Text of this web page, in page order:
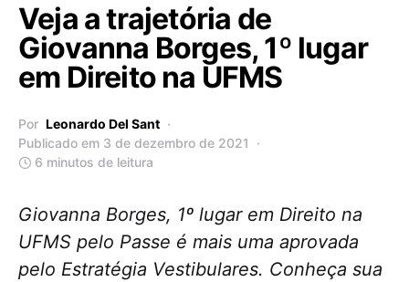
Veja a trajetória de
Giovanna Borges, 1º lugar
em Direito na UFMS
Por Leonardo Del Sant
Publicado em 3 de dezembro de 2021
6 minutos de leitura
Giovanna Borges, 1º lugar em Direito na
UFMS pelo Passe é mais uma aprovada
pelo Estratégia Vestibulares. Conheça sua